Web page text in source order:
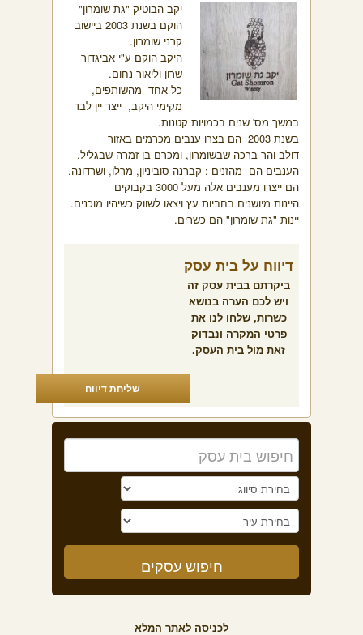
יקב הבוטיק "גת שומרון"
הוקם בשנת 2003 ביישוב
קרני שומרון.
היקב הוקם ע"י אביגדור
שרון וליאור נחום.
כל אחד מהשותפים,
מקימי היקב, ייצר יין לבד
במשך מס' שנים בכמויות קטנות.
בשנת 2003 הם בצרו ענבים מכרמים באזור
דולב והר ברכה שבשומרון, ומכרם בן זמרה שבגליל.
הענבים הם מהזנים : קברנה סוביניון, מרלו, ושרדונה.
הם ייצרו מענבים אלה מעל 3000 בקבוקים
היינות מיושנים בחביות עץ ויצאו לשווק כשיהיו מוכנים.
יינות "גת שומרון" הם כשרים.
דיווח על בית עסק
ביקרתם בבית עסק זה
ויש לכם הערה בנושא
כשרות, שלחו לנו את
פרטי המקרה ונבדוק
זאת מול בית העסק.
שליחת דיווח
לכניסה לאתר המלא